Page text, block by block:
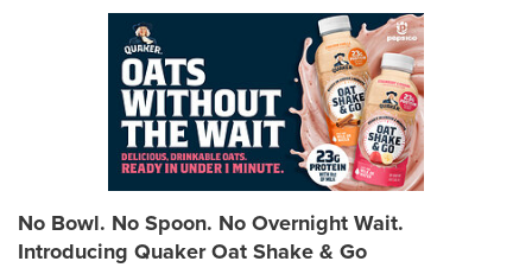
No Bowl. No Spoon. No Overnight Wait.
Introducing Quaker Oat Shake & Go